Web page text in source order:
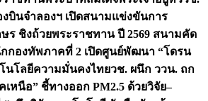
บินจำลองฯ เปิดสนามแข่งขันการ
ร ชิงถ้วยพระราชทาน ปี 2569 สนามคัด
กองทัพภาคที่ 2 เปิดศูนย์พัฒนา “โดรน
นโลยีความมั่นคงไทยวช. ผนึก ววน. ถก
หนือ” ชี้ทางออก PM2.5 ด้วยวิจัย–